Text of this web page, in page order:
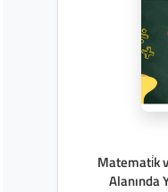
Matemati̇k
Alanında